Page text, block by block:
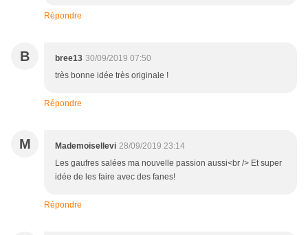
Répondre
B bree13 30/09/2019 07:50
très bonne idée très originale !
Répondre
M Mademoisellevi 28/09/2019 23:14
Les gaufres salées ma nouvelle passion aussi<br /> Et super
idée de les faire avec des fanes!
Répondre